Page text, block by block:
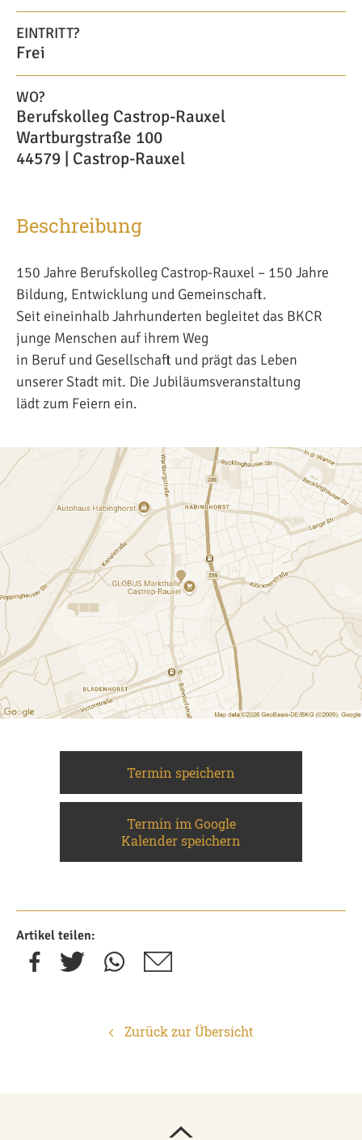
EINTRITT?
Frei
WO?
Berufskolleg Castrop-Rauxel
Wartburgstraße 100
44579 | Castrop-Rauxel
Beschreibung
150 Jahre Berufskolleg Castrop-Rauxel – 150 Jahre
Bildung, Entwicklung und Gemeinschaft.
Seit eineinhalb Jahrhunderten begleitet das BKCR
junge Menschen auf ihrem Weg
in Beruf und Gesellschaft und prägt das Leben
unserer Stadt mit. Die Jubiläumsveranstaltung
lädt zum Feiern ein.
Termin speichern
Termin im Google
Kalender speichern
Artikel teilen:
Zurück zur Übersicht